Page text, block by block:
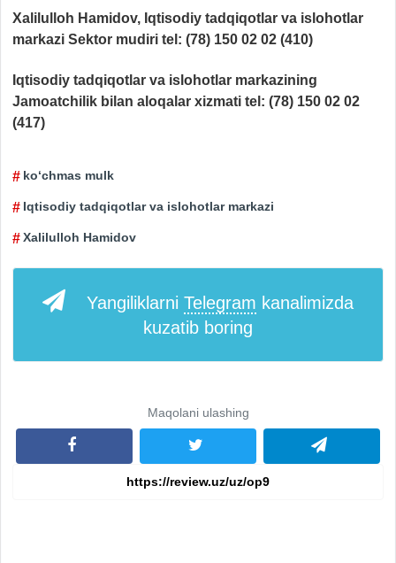
Xalilulloh Hamidov, Iqtisodiy tadqiqotlar va islohotlar
markazi Sektor mudiri tel: (78) 150 02 02 (410)
Iqtisodiy tadqiqotlar va islohotlar markazining
Jamoatchilik bilan aloqalar xizmati tel: (78) 150 02 02
(417)
ko‘chmas mulk
Iqtisodiy tadqiqotlar va islohotlar markazi
Xalilulloh Hamidov
Yangiliklarni Telegram kanalimizda
kuzatib boring
Maqolani ulashing